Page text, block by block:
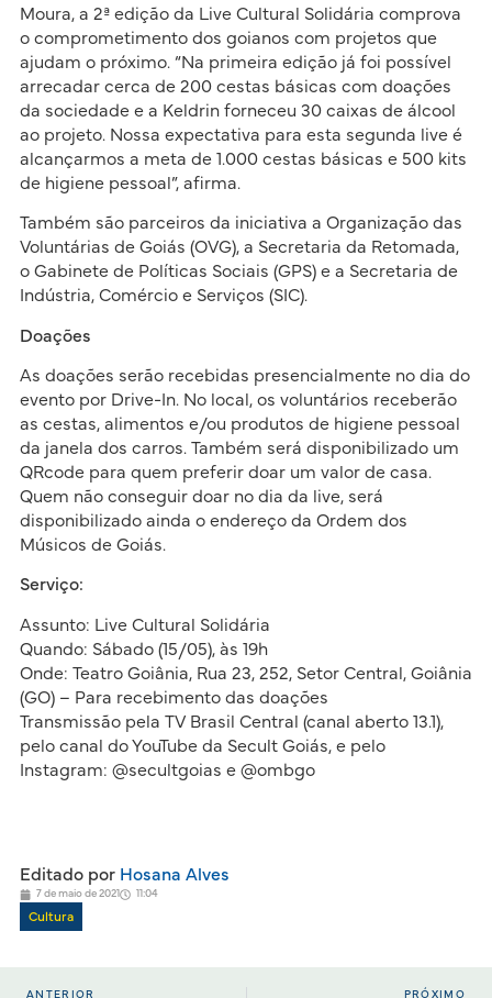
Moura, a 2ª edição da Live Cultural Solidária comprova
o comprometimento dos goianos com projetos que
ajudam o próximo. “Na primeira edição já foi possível
arrecadar cerca de 200 cestas básicas com doações
da sociedade e a Keldrin forneceu 30 caixas de álcool
ao projeto. Nossa expectativa para esta segunda live é
alcançarmos a meta de 1.000 cestas básicas e 500 kits
de higiene pessoal”, afirma.
Também são parceiros da iniciativa a Organização das
Voluntárias de Goiás (OVG), a Secretaria da Retomada,
o Gabinete de Políticas Sociais (GPS) e a Secretaria de
Indústria, Comércio e Serviços (SIC).
Doações
As doações serão recebidas presencialmente no dia do
evento por Drive-In. No local, os voluntários receberão
as cestas, alimentos e/ou produtos de higiene pessoal
da janela dos carros. Também será disponibilizado um
QRcode para quem preferir doar um valor de casa.
Quem não conseguir doar no dia da live, será
disponibilizado ainda o endereço da Ordem dos
Músicos de Goiás.
Serviço:
Assunto: Live Cultural Solidária
Quando: Sábado (15/05), às 19h
Onde: Teatro Goiânia, Rua 23, 252, Setor Central, Goiânia
(GO) – Para recebimento das doações
Transmissão pela TV Brasil Central (canal aberto 13.1),
pelo canal do YouTube da Secult Goiás, e pelo
Instagram: @secultgoias e @ombgo
Editado porHosana Alves
7 de maio de 2021 11:04
Cultura
ANTERIOR PRÓXIMO